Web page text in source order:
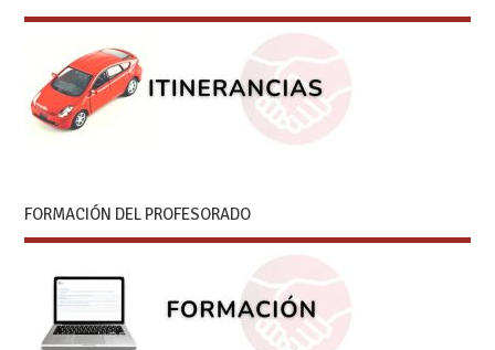
FORMACIÓN DEL PROFESORADO